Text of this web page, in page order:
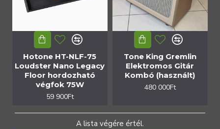
Hotone HT-NLF-75
Loudster Nano Legacy
Floor hordozható
végfok 75W
59 900Ft
Tone King Gremlin
Elektromos Gitár
Kombó (használt)
480 000Ft
A lista végére értél.